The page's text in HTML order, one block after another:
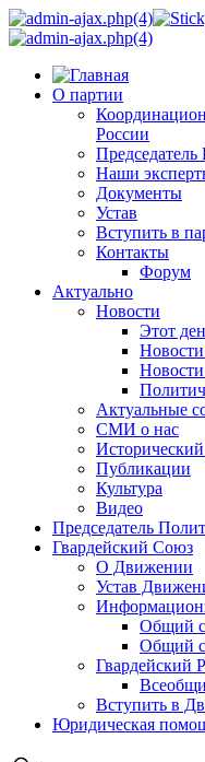
О партии
России
Наши
Документы
Устав
Вступить в
Контакты
Форум
Актуально
Новости
Этот
Актуальные
СМИ о нас
Исторический
Публикации
Культура
Видео
Председатель
Гвардейский Союз
О Движении
Устав
Общий
Общий
Гвардейский
Вступить в
Юридическая